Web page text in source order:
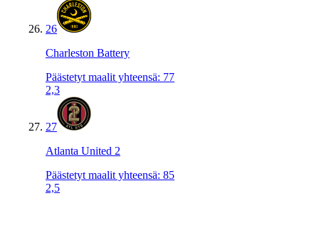
26
Charleston Battery
Päästetyt maalit yhteensä: 77
2,3
27
Atlanta United 2
Päästetyt maalit yhteensä: 85
2,5